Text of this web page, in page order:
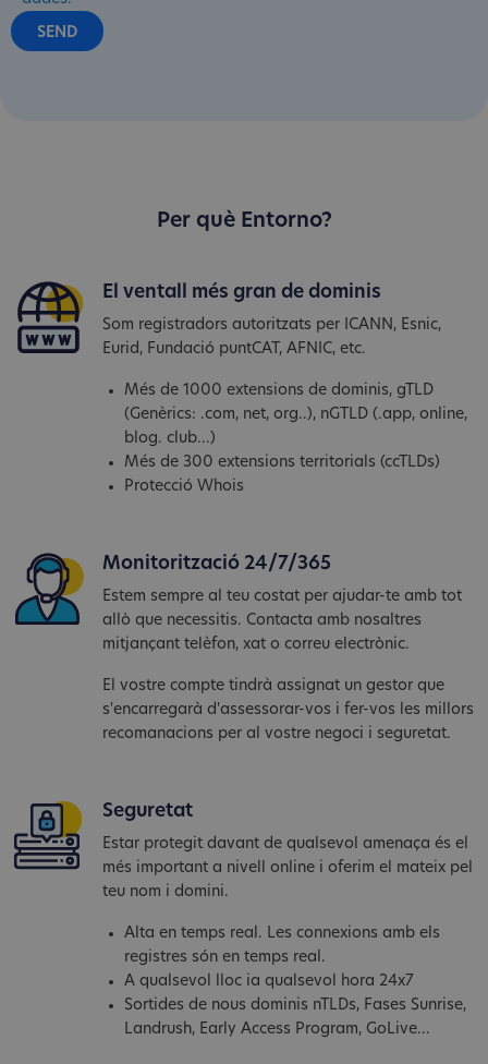
Per què Entorno?
El ventall més gran de dominis
Som registradors autoritzats per ICANN, Esnic,
Eurid, Fundació puntCAT, AFNIC, etc.
Més de 1000 extensions de dominis, gTLD
(Genèrics: .com, net, org..), nGTLD (.app, online,
blog. club...)
Més de 300 extensions territorials (ccTLDs)
Protecció Whois
Monitorització 24/7/365
Estem sempre al teu costat per ajudar-te amb tot
allò que necessitis. Contacta amb nosaltres
mitjançant telèfon, xat o correu electrònic.
El vostre compte tindrà assignat un gestor que
s'encarregarà d'assessorar-vos i fer-vos les millors
recomanacions per al vostre negoci i seguretat.
Seguretat
Estar protegit davant de qualsevol amenaça és el
més important a nivell online i oferim el mateix pel
teu nom i domini.
Alta en temps real. Les connexions amb els
registres són en temps real.
A qualsevol lloc ia qualsevol hora 24x7
Sortides de nous dominis nTLDs, Fases Sunrise,
Landrush, Early Access Program, GoLive...